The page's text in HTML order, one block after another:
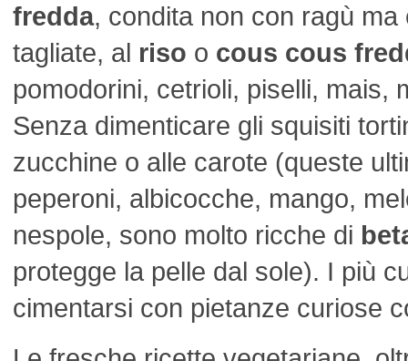
fredda, condita non con ragù ma
tagliate, al riso o cous cous
pomodorini, cetrioli, piselli, mais,
Senza dimenticare gli squisiti
zucchine o alle carote (queste
peperoni, albicocche, mango,
nespole, sono molto ricche di
protegge la pelle dal sole). I più
cimentarsi con pietanze curiose